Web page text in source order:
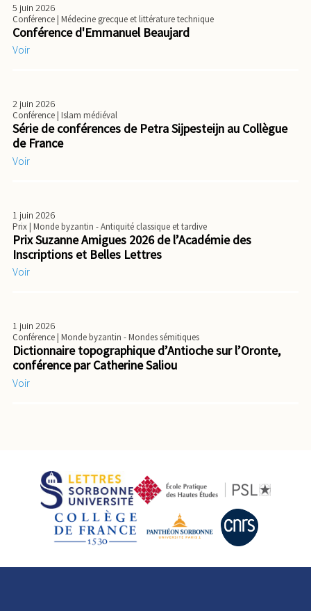
5 juin 2026
Conférence| Médecine grecque et littérature technique
Conférence d'Emmanuel Beaujard
Voir
2 juin 2026
Conférence| Islam médiéval
Série de conférences de Petra Sijpesteijn au Collègue
de France
Voir
1 juin 2026
Prix| Monde byzantin - Antiquité classique et tardive
Prix Suzanne Amigues 2026 de l’Académie des
Inscriptions et Belles Lettres
Voir
1 juin 2026
Conférence| Monde byzantin - Mondes sémitiques
Dictionnaire topographique d’Antioche sur l’Oronte,
conférence par Catherine Saliou
Voir